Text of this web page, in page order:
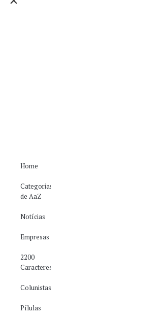
Home
Categorias
de AaZ
Notícias
Empresas
2200
Caracteres
Colunistas
Pílulas